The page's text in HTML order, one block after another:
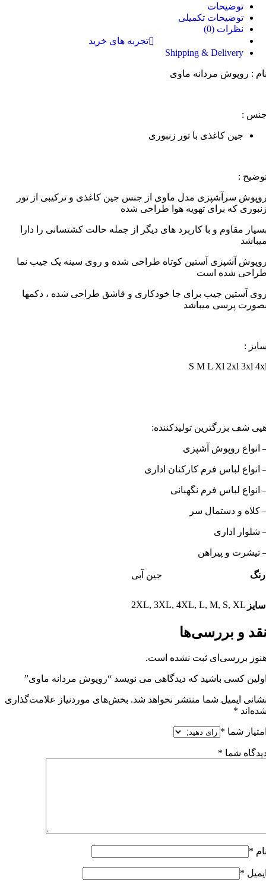
توضیحات
توضیحات تکمیلی
نظرات (0)
تجربه های خرید
Shipping & Delivery
: روپوش مردانه ماوی
:
جین کاغذی با تور زنبوری
:
سرآشپزی مدل ماوی از جنس جین کاغذی و ترکیبی از تور
که برای تهویه هوا طراحی شده
مقاوم و با کاربرد های دیگر از جمله حالت کشتسانی را دارا
آشپزی آستین کوتاه طراحی شده و روی سینه یک جیب نما
شده است
آستین جیب برای جا خودکاری و قاشق طراحی شده ، دکمها
پرسی میباشد
:
S M L Xl 2xl 3xl
شف بزرگترین تولیدکننده:
انواع روپوش آشپزی
انواع لباس فرم کارکنان اداری
انواع لباس فرم نگهبانی
کلاه و دستمال سر
شلوار اداری
تیشرت و پیراهن
رنگ جین آبی
سایز 2XL, 3XL, 4XL, L, M, S, XL
و بررسی‌ها
بررسی‌ای ثبت نشده است.
کسی باشید که دیدگاهی می نویسد “روپوش مردانه ماوی”
ایمیل شما منتشر نخواهد شد. بخش‌های موردنیاز علامت‌گذاری
*
شما *
شما *
*
*